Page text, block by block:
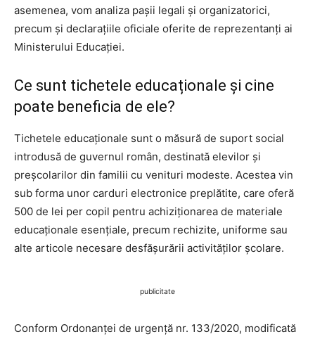
asemenea, vom analiza pașii legali și organizatorici,
precum și declarațiile oficiale oferite de reprezentanți ai
Ministerului Educației.
Ce sunt tichetele educaționale și cine
poate beneficia de ele?
Tichetele educaționale sunt o măsură de suport social
introdusă de guvernul român, destinată elevilor și
preșcolarilor din familii cu venituri modeste. Acestea vin
sub forma unor carduri electronice preplătite, care oferă
500 de lei per copil pentru achiziționarea de materiale
educaționale esențiale, precum rechizite, uniforme sau
alte articole necesare desfășurării activităților școlare.
publicitate
Conform Ordonanței de urgență nr. 133/2020, modificată